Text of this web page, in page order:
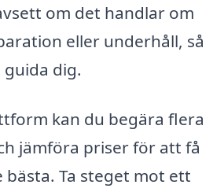
om det handlar om
eller underhåll, så
dig.
kan du begära flera
jämföra priser för att få
bästa. Ta steget mot ett